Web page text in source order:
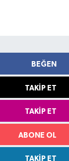
BEĞEN
TAKIP ET
TAKIP ET
ABONE OL
TAKIP ET